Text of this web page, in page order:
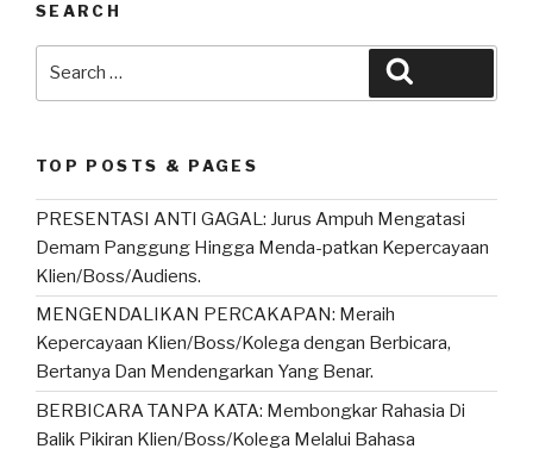
SEARCH
TOP POSTS & PAGES
PRESENTASI ANTI GAGAL: Jurus Ampuh Mengatasi
Demam Panggung Hingga Menda-patkan Kepercayaan
Klien/Boss/Audiens.
MENGENDALIKAN PERCAKAPAN: Meraih
Kepercayaan Klien/Boss/Kolega dengan Berbicara,
Bertanya Dan Mendengarkan Yang Benar.
BERBICARA TANPA KATA: Membongkar Rahasia Di
Balik Pikiran Klien/Boss/Kolega Melalui Bahasa